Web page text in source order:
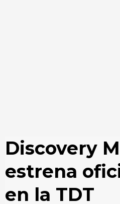
Discovery
estrena
en la TDT